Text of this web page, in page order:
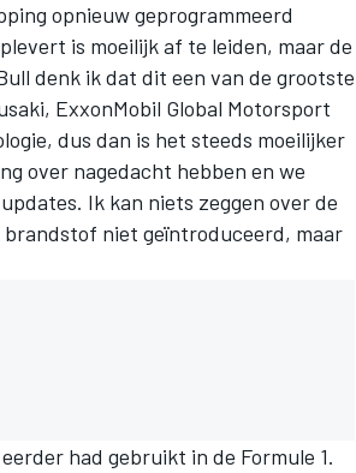
opnieuw geprogrammeerd
is moeilijk af te leiden, maar de
denk ik dat dit een van de grootste
ExxonMobil Global Motorsport
dus dan is het steeds moeilijker
over nagedacht hebben en we
Ik kan niets zeggen over de
niet geïntroduceerd, maar
had gebruikt in de Formule 1.